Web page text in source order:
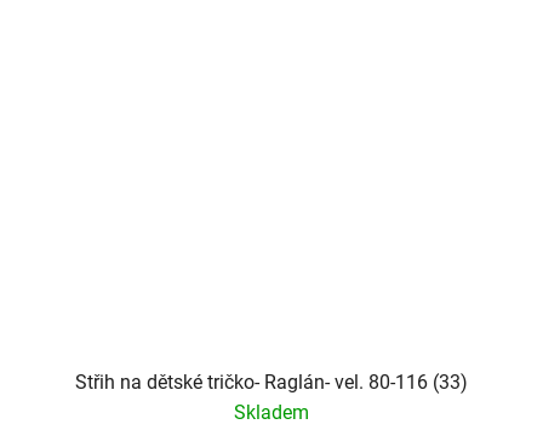
Střih na dětské tričko- Raglán- vel. 80-116 (33)
Skladem